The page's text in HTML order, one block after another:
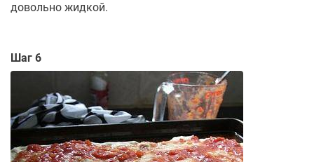
довольно жидкой.
Шаг 6